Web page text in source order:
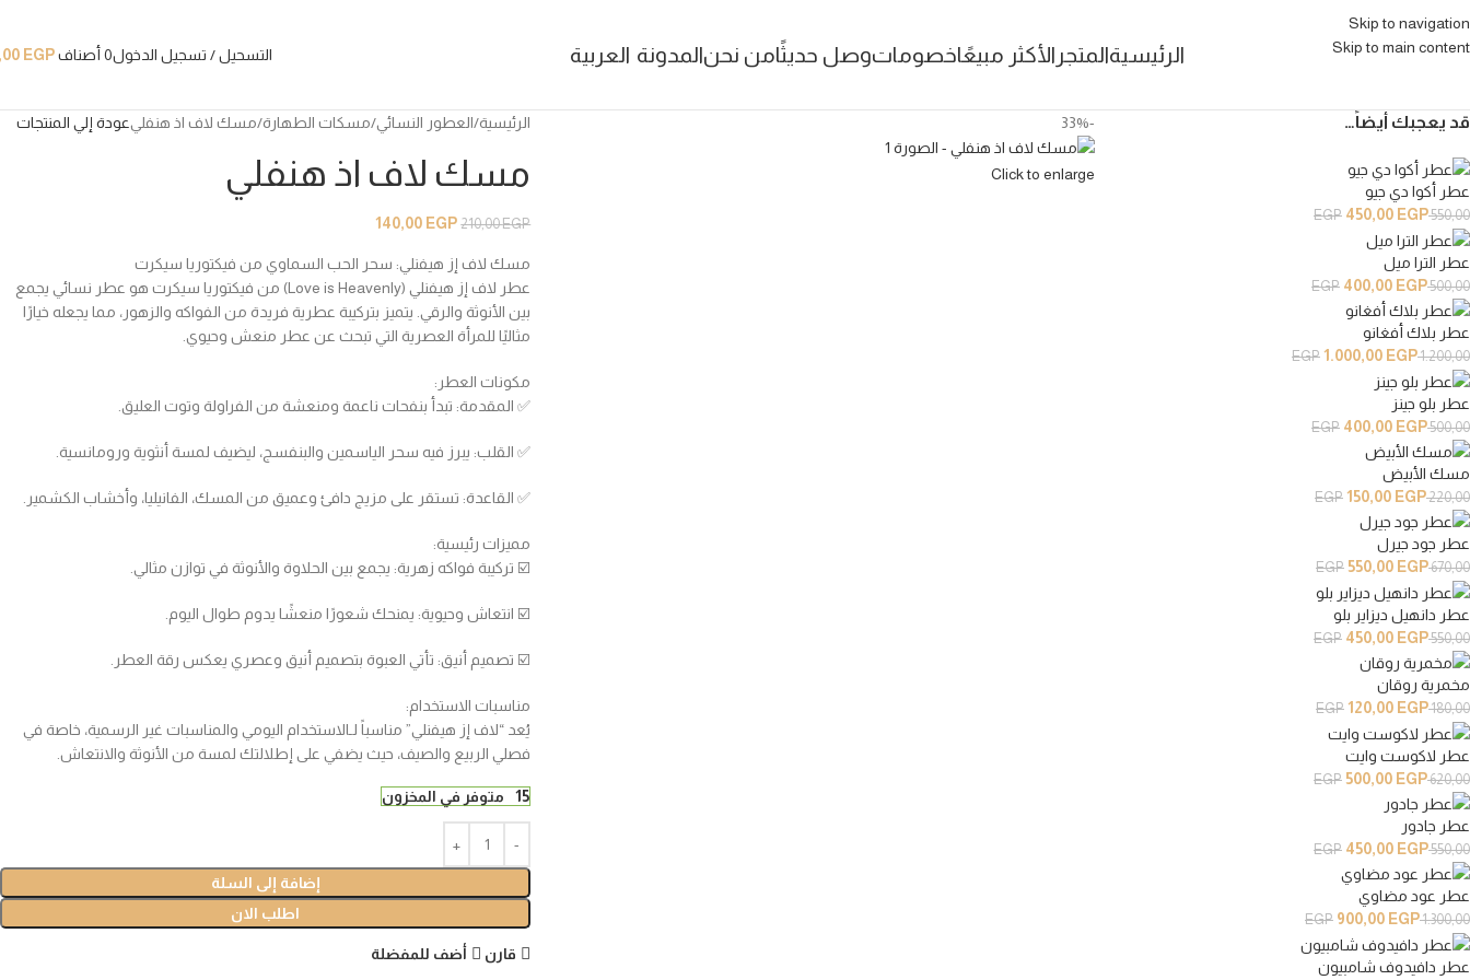
Skip to navigation
Skip to main content
الرئيسيةالمتجر الأكثر مبيعًاخصوماتوصل حديثًامن نحنالمدونة العربية التسحيل / تسجيل الدخول0 أصنافEGP
قد يعجبك أيضاً…
عطر أكوا دي جيو
550,00
EGP 450,00 EGP
عطر الترا ميل
500,00
EGP 400,00 EGP
عطر بلاك أفغانو
1.200,00
EGP 1.000,00 EGP
عطر بلو جينز
500,00
EGP 400,00 EGP
مسك الأبيض
220,00
EGP 150,00 EGP
عطر جود جيرل
670,00
EGP 550,00 EGP
عطر دانهيل ديزاير بلو
550,00
EGP 450,00 EGP
مخمرية روقان
180,00
EGP 120,00 EGP
عطر لاكوست وايت
620,00
EGP 500,00 EGP
عطر جادور
550,00
EGP 450,00 EGP
عطر عود مضاوي
1.300,00
EGP 900,00 EGP
عطر دافيدوف شامبيون
-33%
Click to enlarge
الرئيسية العطور النسائي مسكات الطهارة مسك لاف اذ هنفليعودة إلي المنتجات
مسك لاف اذ هنفلي
210,00EGP
140,00 EGP
مسك لاف إز هيفنلي: سحر الحب السماوي من فيكتوريا سيكرت
عطر لاف إز هيفنلي (Love is Heavenly) من فيكتوريا سيكرت هو عطر نسائي يجمع
بين الأنوثة والرقي. يتميز بتركيبة عطرية فريدة من الفواكه والزهور، مما يجعله خيارًا
مثاليًا للمرأة العصرية التي تبحث عن عطر منعش وحيوي.
مكونات العطر:
✅️ المقدمة: تبدأ بنفحات ناعمة ومنعشة من الفراولة وتوت العليق.
✅️ القلب: يبرز فيه سحر الياسمين والبنفسج، ليضيف لمسة أنثوية ورومانسية.
✅️ القاعدة: تستقر على مزيج دافئ وعميق من المسك، الفانيليا، وأخشاب الكشمير.
مميزات رئيسية:
☑️ تركيبة فواكه زهرية: يجمع بين الحلاوة والأنوثة في توازن مثالي.
☑️ انتعاش وحيوية: يمنحك شعورًا منعشًا يدوم طوال اليوم.
☑️ تصميم أنيق: تأتي العبوة بتصميم أنيق وعصري يعكس رقة العطر.
مناسبات الاستخدام:
يُعد “لاف إز هيفنلي” مناسباً لـالاستخدام اليومي والمناسبات غير الرسمية، خاصة في
فصلي الربيع والصيف، حيث يضفي على إطلالتك لمسة من الأنوثة والانتعاش.
15 متوفر في المخزون
إضافة إلى السلة
اطلب الان
قارن أضف للمفضلة